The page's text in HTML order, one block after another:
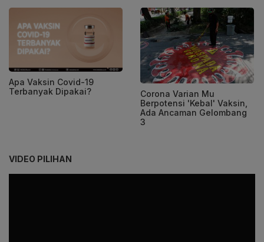
Apa Vaksin Covid-19
Terbanyak Dipakai?
Corona Varian Mu
Berpotensi 'Kebal' Vaksin,
Ada Ancaman Gelombang
3
VIDEO PILIHAN